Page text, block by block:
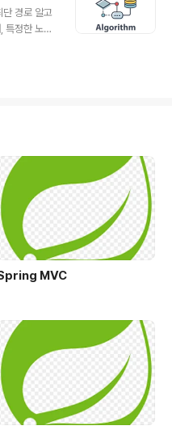
은 일반적으
리는 탐색
시작점이
경로 알고
특정한 노드
의 간선(0
해, 다익스
을 연결한
이클이 없
스트라 알
터의 거리가
MVC